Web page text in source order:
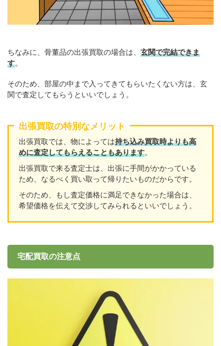
ちなみに、骨董品の出張買取の場合は、 玄関で完結できま
す。
そのため、部屋の中まで入ってきてもらいたくない方は、玄
関で査定してもらうといいでしょう。
出張買取の特別なメリット
出張買取では、物によっては持ち込み買取時よりも高
めに査定してもらえることもあります。
出張買取で来る査定士は、出張に手間がかかっている
ため、なるべく買い取って帰りたいものだからです。
そのため、もし査定価格に満足できなかった場合は、
希望価格を伝えて交渉してみられるといいでしょう。
宅配買取の注意点